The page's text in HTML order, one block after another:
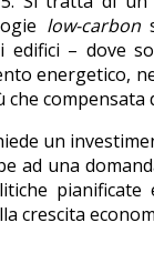
low-carbon
edifici – dove
energetico,
che
un
ad una
crescita